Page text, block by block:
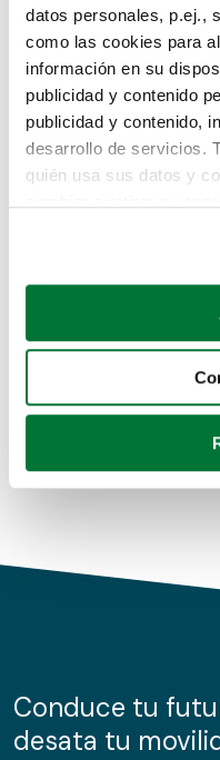
datos personales, p.ej.,
como las cookies para
información en su
publicidad y contenido
publicidad y contenido,
desarrollo de servicios.
quién usa sus datos y
Si lo permite, también
Recopilar
Identificar su
para buscar
Obtenga más
de cookies.
información sobre el uso
nuestros partners de
Lo sentimos,
te hemos
Pero puedes
buscando en alguno
Coches de segunda
Coches de km0
Conduce tu
desata tu